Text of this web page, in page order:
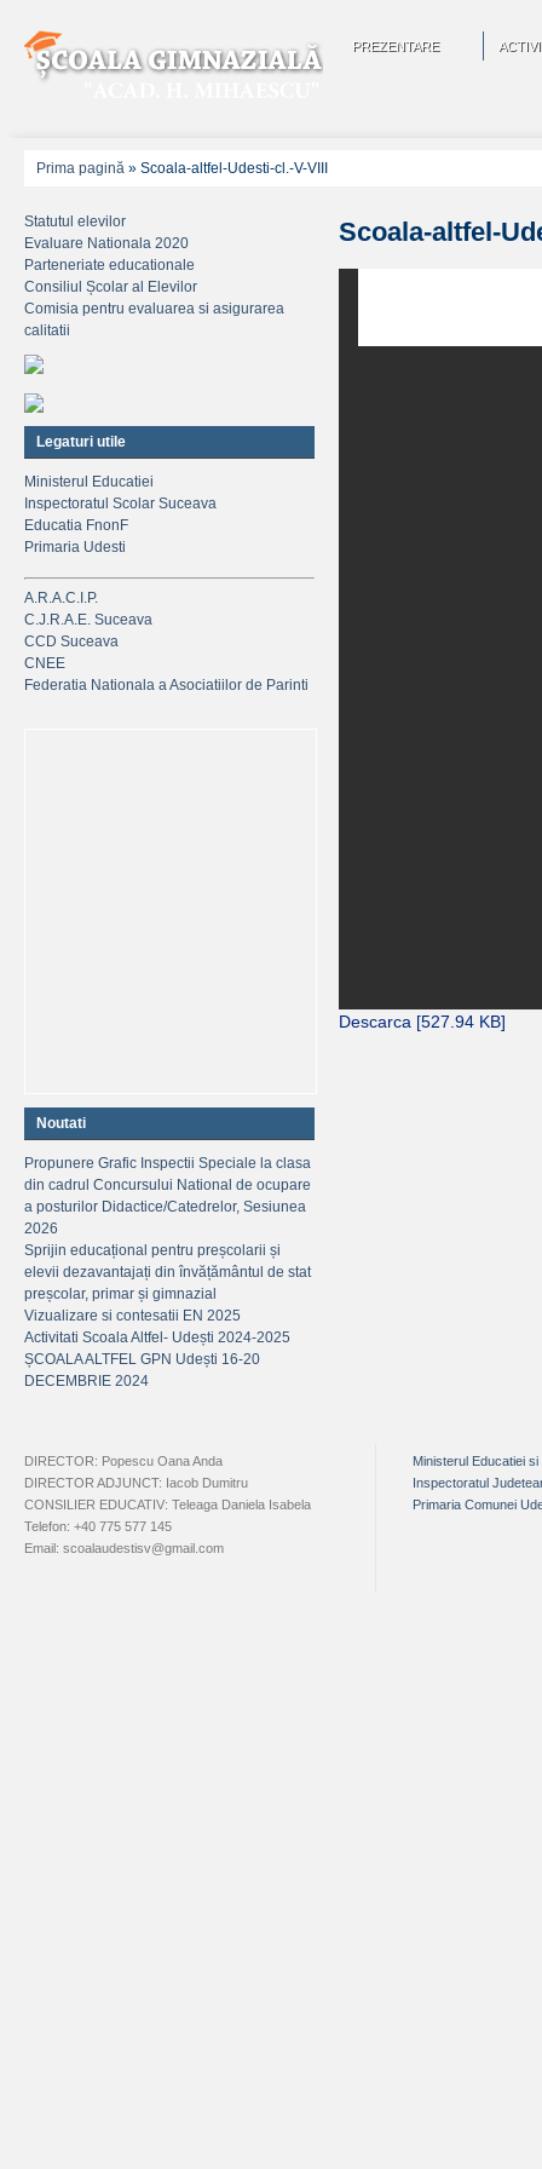
PREZENTARE
Prima pagină » Scoala-altfel-Udesti-cl.-V-VIII
Scoala-altfel-
Descarca [527.94 KB]
Statutul elevilor
Evaluare Nationala 2020
Parteneriate educationale
Consiliul Școlar al Elevilor
Comisia pentru evaluarea si asigurarea
calitatii
Legaturi utile
Ministerul Educatiei
Inspectoratul Scolar Suceava
Educatia FnonF
Primaria Udesti
A.R.A.C.I.P.
C.J.R.A.E. Suceava
CCD Suceava
CNEE
Federatia Nationala a Asociatiilor de Parinti
Noutati
Propunere Grafic Inspectii Speciale la clasa
din cadrul Concursului National de ocupare
a posturilor Didactice/Catedrelor, Sesiunea
2026
Sprijin educațional pentru preșcolarii și
elevii dezavantajați din învățământul de stat
preșcolar, primar și gimnazial
Vizualizare si contesatii EN 2025
Activitati Scoala Altfel- Udești 2024-2025
ȘCOALA ALTFEL GPN Udești 16-20
DECEMBRIE 2024
DIRECTOR: Popescu Oana Anda
DIRECTOR ADJUNCT: Iacob Dumitru
CONSILIER EDUCATIV: Teleaga Daniela Isabela
Telefon: +40 775 577 145
Email: scoalaudestisv@gmail.com
Ministerul Educatiei
Inspectoratul
Primaria Comunei